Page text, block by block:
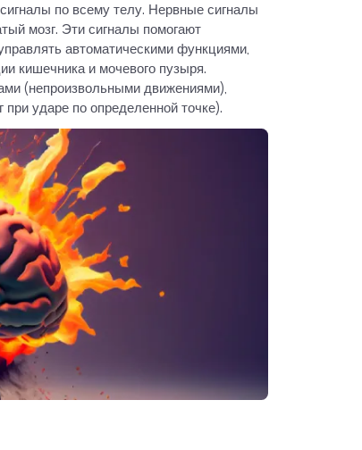
по всему телу. Нервные сигналы
мозг. Эти сигналы помогают
автоматическими функциями,
кишечника и мочевого пузыря.
(непроизвольными движениями),
ударе по определенной точке).